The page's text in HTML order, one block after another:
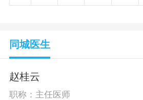
同城医生
赵桂云
职称：主任医师